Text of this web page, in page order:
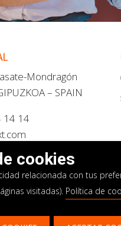
Mondragón
– SPAIN
14 14
cookies Sistema
cookies
relacionada con tus
visitadas). Política de